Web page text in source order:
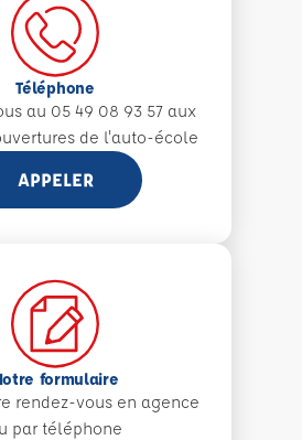
Téléphone
au 05 49 08 93 57 aux
de l'auto-école
APPELER
formulaire
rendez-vous en agence
par téléphone